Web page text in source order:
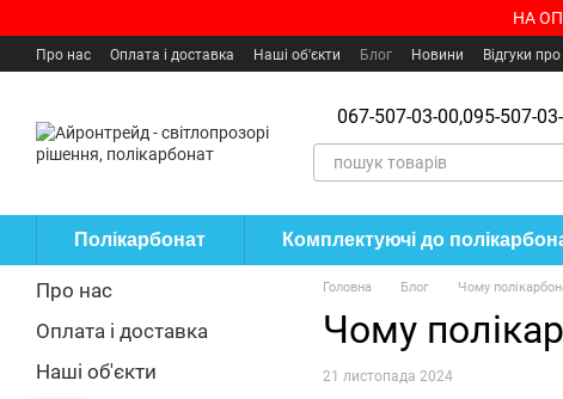
НА
Про нас Оплата і доставка Наші об'єкти Блог Новини Відгуки
067-507-03-00,095-507-
Полікарбонат Комплектуючі до
Головна Блог Чому
Чому
21 листопада 2024
Про нас
Оплата і доставка
Наші об'єкти